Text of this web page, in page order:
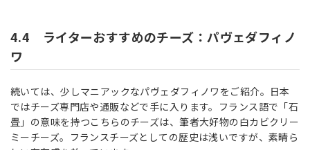
4.4 ライターおすすめのチーズ：パヴェダフィノ
ワ
続いては、少しマニアックなパヴェダフィノワをご紹介。日本
ではチーズ専門店や通販などで手に入ります。フランス語で「石
畳」の意味を持つこちらのチーズは、筆者大好物の白カビクリー
ミーチーズ。フランスチーズとしての歴史は浅いですが、素晴ら